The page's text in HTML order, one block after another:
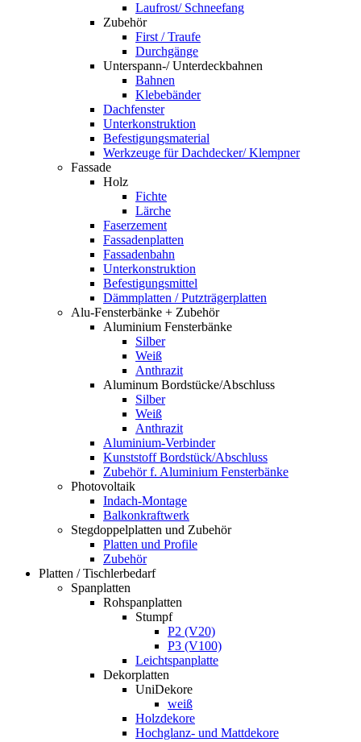
Laufrost/ Schneefang
Zubehör
First / Traufe
Durchgänge
Unterspann-/ Unterdeckbahnen
Bahnen
Klebebänder
Dachfenster
Unterkonstruktion
Befestigungsmaterial
Werkzeuge für Dachdecker/ Klempner
Fassade
Holz
Fichte
Lärche
Faserzement
Fassadenplatten
Fassadenbahn
Unterkonstruktion
Befestigungsmittel
Dämmplatten / Putzträgerplatten
Alu-Fensterbänke + Zubehör
Aluminium Fensterbänke
Silber
Weiß
Anthrazit
Aluminum Bordstücke/Abschluss
Silber
Weiß
Anthrazit
Aluminium-Verbinder
Kunststoff Bordstück/Abschluss
Zubehör f. Aluminium Fensterbänke
Photovoltaik
Indach-Montage
Balkonkraftwerk
Stegdoppelplatten und Zubehör
Platten und Profile
Zubehör
Platten / Tischlerbedarf
Spanplatten
Rohspanplatten
Stumpf
P2 (V20)
P3 (V100)
Leichtspanplatte
Dekorplatten
UniDekore
weiß
Holzdekore
Hochglanz- und Mattdekore